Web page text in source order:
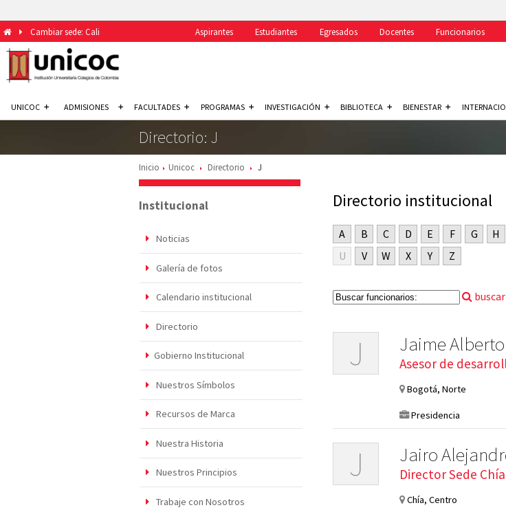
Cambiar sede: Cali Aspirantes Estudiantes Egresados Docentes Funcionarios
UNICOC ADMISIONES FACULTADES PROGRAMAS INVESTIGACIÓN BIBLIOTECA BIENESTAR
Directorio: J
Inicio Unicoc Directorio J
Institucional
Noticias
Galería de fotos
Calendario institucional
Directorio
Gobierno Institucional
Nuestros Símbolos
Recursos de Marca
Nuestra Historia
Nuestros Principios
Trabaje con Nosotros
Directorio institucional
A B C D E F G H
U
V W X Y Z
buscar
J Jaime
Asesor de
Bogotá, Norte
Presidencia
J Jairo
Director Sede Chía
Chía, Centro